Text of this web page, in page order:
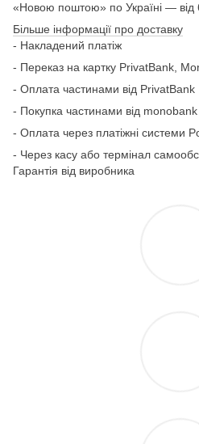
«Новою поштою» по Україні — від
Більше інформації про доставку
- Накладений платіж
- Переказ на картку PrivatBank,
- Оплата частинами від PrivatBank
- Покупка частинами від monobank
- Оплата через платіжні системи
- Через касу або термінал
Гарантія від виробника